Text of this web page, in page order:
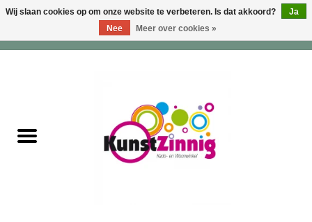
Wonen & Lifestyle
Wij slaan cookies op om onze website te verbeteren. Is dat akkoord?
Ja
Nee
Meer over cookies »